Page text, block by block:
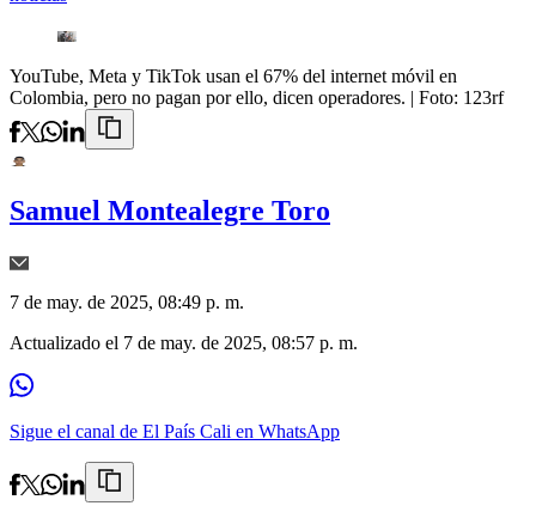
YouTube, Meta y TikTok usan el 67% del internet móvil en
Colombia, pero no pagan por ello, dicen operadores. | Foto: 123rf
Samuel Montealegre Toro
7 de may. de 2025, 08:49 p. m.
Actualizado el 7 de may. de 2025, 08:57 p. m.
Sigue el canal de El País Cali en WhatsApp